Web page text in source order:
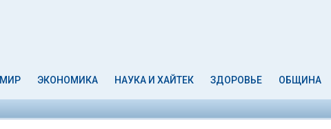
МИР ЭКОНОМИКА НАУКА И ХАЙТЕК ЗДОРОВЬЕ ОБЩИНА